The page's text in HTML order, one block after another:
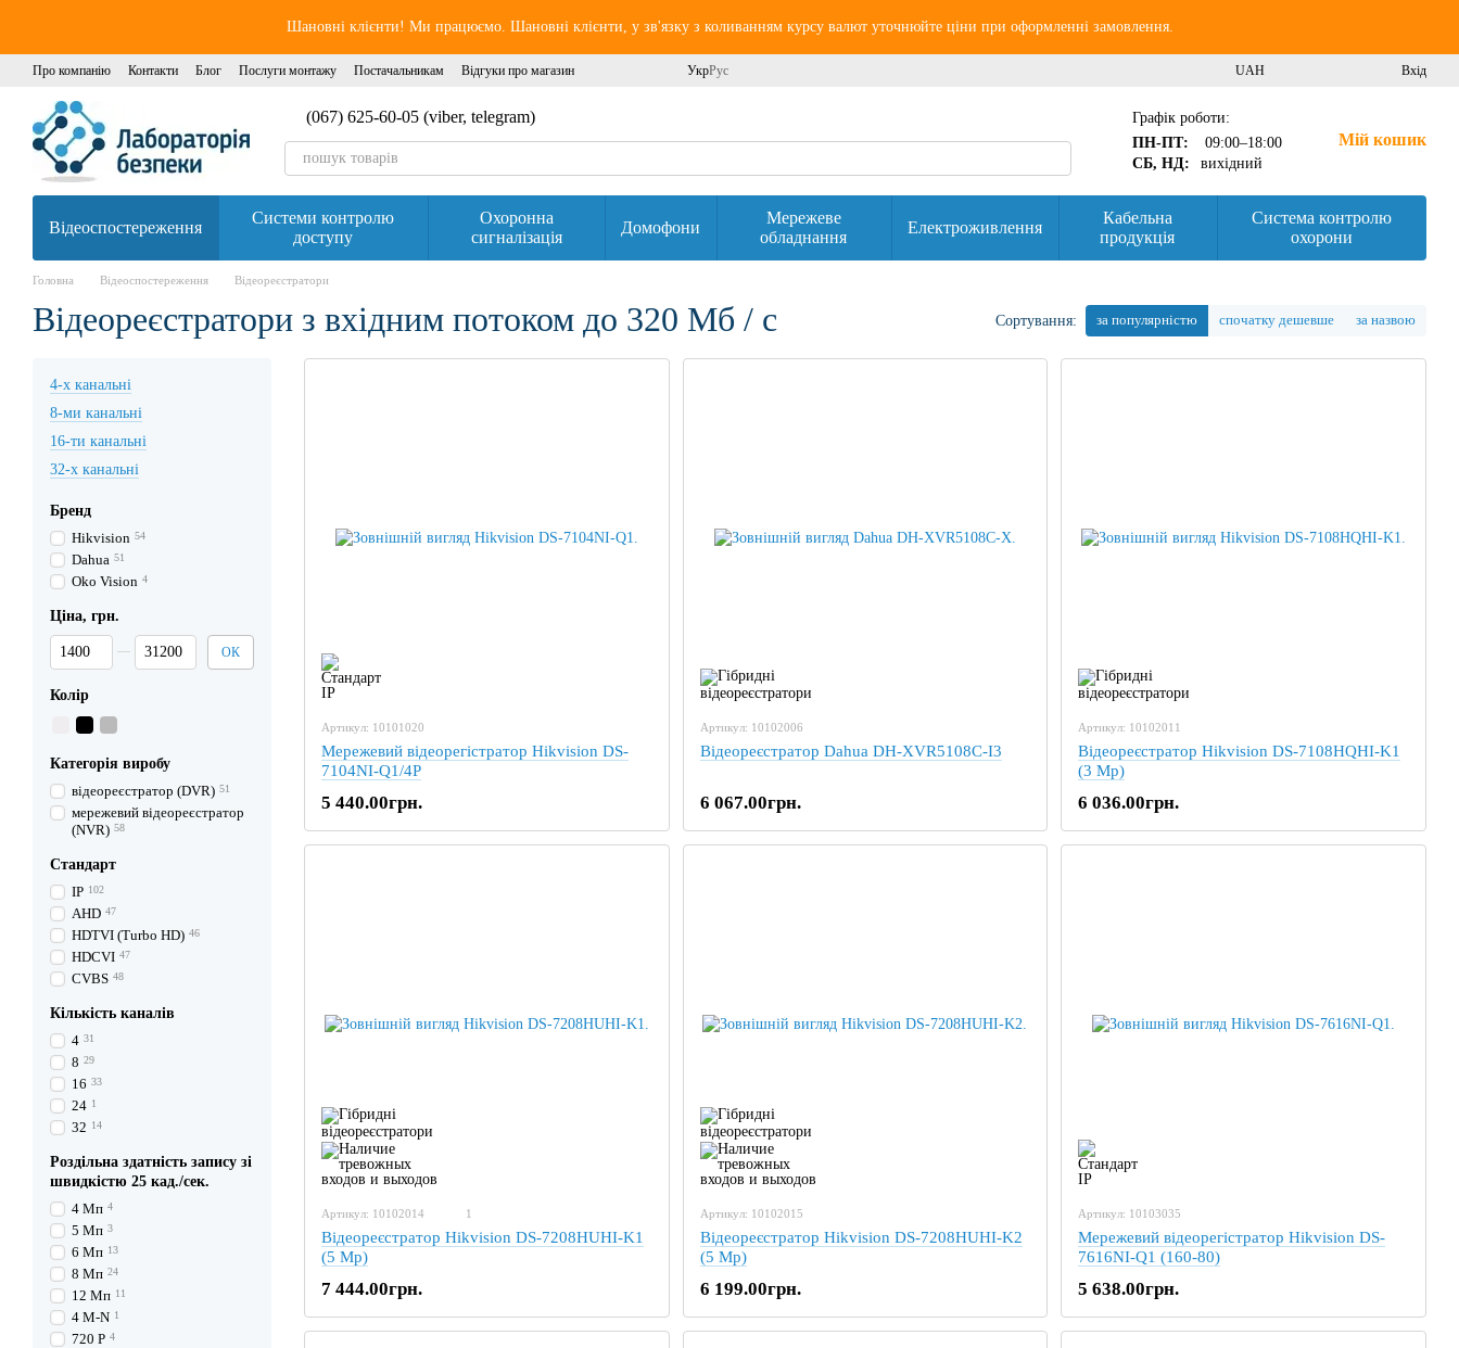
Шановні клієнти! Ми працюємо. Шановні клієнти, у зв'язку з коливанням курсу валют уточнюйте ціни при оформленні замовлення.
Про компанію Контакти Блог Послуги монтажу Постачальникам Відгуки про магазин УкрРус UAH Вхід
(067) 625-60-05 (viber, telegram)
Графік роботи:
ПН-ПТ:
09:00–18:00
СБ, НД:
вихідний
Мій кошик
Відеоспостереження
Системи контролю
доступу
Охоронна
сигналізація
Домофони
Мережеве
обладнання
Електроживлення
Кабельна
продукція
Система контролю
охорони
Головна Відеоспостереження Відеореєстратори
Відеореєстратори з вхідним потоком до 320 Мб / с Сортування: за популярністю спочатку дешевше за назвою
Артикул: 10101020
Мережевий відеорегістратор Hikvision DS-
7104NI-Q1/4P
5 440.00грн.
Артикул: 10102006
Відеореєстратор Dahua DH-XVR5108C-I3
6 067.00грн.
Артикул: 10102011
Відеореєстратор Hikvision DS-7108HQHI-K1
(3 Mp)
6 036.00грн.
Артикул: 10102014 1
Відеореєстратор Hikvision DS-7208HUHI-K1
(5 Mp)
7 444.00грн.
Артикул: 10102015
Відеореєстратор Hikvision DS-7208HUHI-K2
(5 Mp)
6 199.00грн.
Артикул: 10103035
Мережевий відеорегістратор Hikvision DS-
7616NI-Q1 (160-80)
5 638.00грн.
4-х канальні
8-ми канальні
16-ти канальні
32-х канальні
Бренд
Hikvision 54
Dahua 51
Oko Vision 4
Ціна, грн.
Від Ціна, грн.
До Ціна, грн.
ОК
Колір
Категорія виробу
відеореєстратор (DVR) 51
мережевий відеореєстратор
(NVR) 58
Стандарт
IP 102
AHD 47
HDTVI (Turbo HD) 46
HDCVI 47
CVBS 48
Кількість каналів
4 31
8 29
16 33
24 1
32 14
Роздільна здатність запису зі
швидкістю 25 кад./сек.
4 Мп 4
5 Мп 3
6 Мп 13
8 Мп 24
12 Мп 11
4 M-N 1
720 P 4